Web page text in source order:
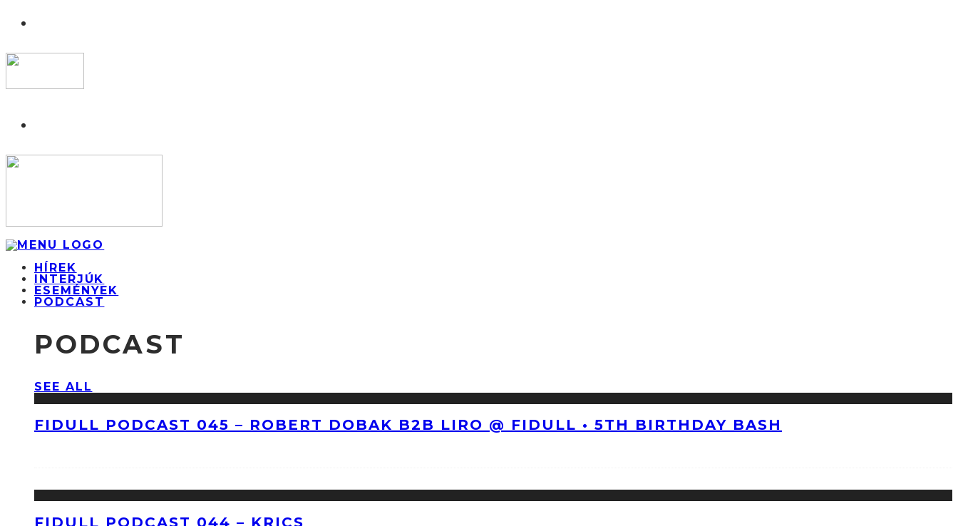
HÍREK
INTERJÚK
ESEMÉNYEK
PODCAST
PODCAST
SEE ALL
FIDULL PODCAST 045 – ROBERT DOBAK B2B LIRO @ FIDULL • 5TH BIRTHDAY BASH
FIDULL PODCAST 044 – KRICS